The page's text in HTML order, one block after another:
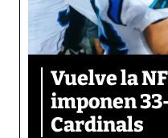
Vuelve la
imponen
Cardinals